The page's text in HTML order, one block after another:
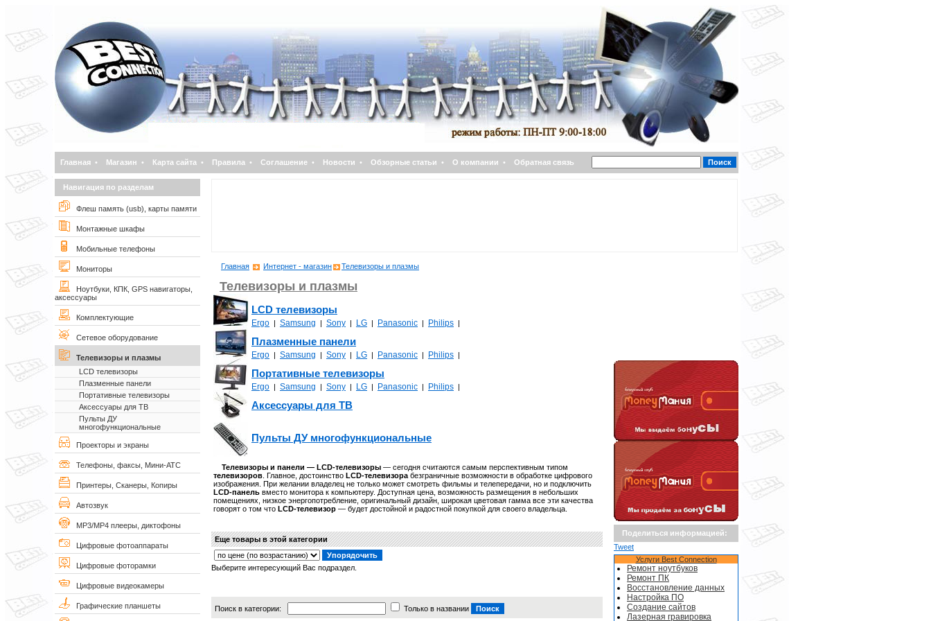
Главная • Магазин • Карта сайта • Правила • Соглашение • Новости • Обзорные статьи • О компании • Обратная связь
Навигация по разделам
Флеш память (usb), карты памяти
Монтажные шкафы
Мобильные телефоны
Мониторы
Ноутбуки, КПК, GPS навигаторы,
аксессуары
Комплектующие
Сетевое оборудование
Телевизоры и плазмы
LCD телевизоры
Плазменные панели
Портативные телевизоры
Аксессуары для ТВ
Пульты ДУ
многофункциональные
Проекторы и экраны
Телефоны, факсы, Мини-АТС
Принтеры, Сканеры, Копиры
Автозвук
MP3/MP4 плееры, диктофоны
Цифровые фотоаппараты
Цифровые фоторамки
Цифровые видеокамеры
Графические планшеты
Главная Интернет - магазин Телевизоры и плазмы
Телевизоры и плазмы
LCD телевизоры
Ergo | Samsung | Sony | LG | Panasonic | Philips |
Плазменные панели
Ergo | Samsung | Sony | LG | Panasonic | Philips |
Портативные телевизоры
Ergo | Samsung | Sony | LG | Panasonic | Philips |
Аксессуары для ТВ
Пульты ДУ многофункциональные
Телевизоры и панели — LCD-телевизоры — сегодня считаются самым перспективным типом
телевизоров . Главное, достоинство LCD-телевизора безграничные возможности в обработке цифрового
изображения. При желании владелец не только может смотреть фильмы и телепередачи, но и подключить
LCD-панель вместо монитора к компьютеру. Доступная цена, возможность размещения в небольших
помещениях, низкое энергопотребление, оригинальный дизайн, широкая цветовая гамма все эти качества
говорят о том что LCD-телевизор — будет достойной и радостной покупкой для своего владельца.
Еще товары в этой категории
Выберите интересующий Вас подраздел.
Поиск в категории: Только в названии
Поделиться информацией:
Tweet
Услуги Best Connection
Ремонт ноутбуков
Ремонт ПК
Восстановление данных
Настройка ПО
Создание сайтов
Лазерная гравировка